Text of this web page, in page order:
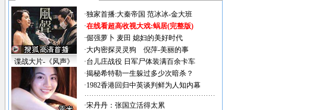
谍战大片-《风声》
·独家首播:大秦帝国 范冰冰-金大班
·在线看超高收视大戏:蜗居(完整版)
·倔强萝卜 麦田 媳妇的美好时代
·大内密探灵灵狗
倪萍-美丽的事
·台儿庄战役 日军尸体装满百余卡车
·揭秘希特勒一生躲过多少次暗杀？
·1982香港回归中英谈判鲜为人知内幕
·宋丹丹：张国立活得太累